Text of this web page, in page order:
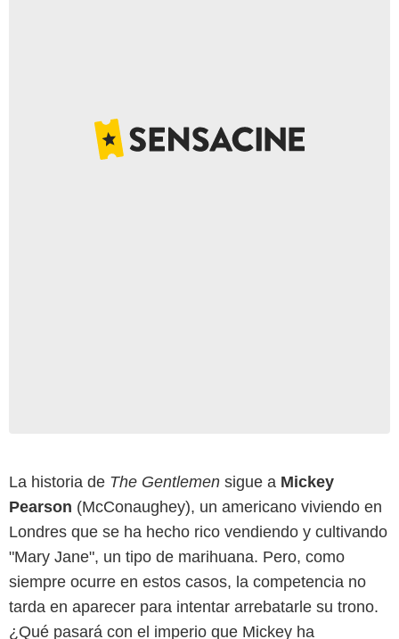
La historia de The Gentlemen sigue a Mickey
Pearson (McConaughey), un americano viviendo en
Londres que se ha hecho rico vendiendo y cultivando
"Mary Jane", un tipo de marihuana. Pero, como
siempre ocurre en estos casos, la competencia no
tarda en aparecer para intentar arrebatarle su trono.
¿Qué pasará con el imperio que Mickey ha